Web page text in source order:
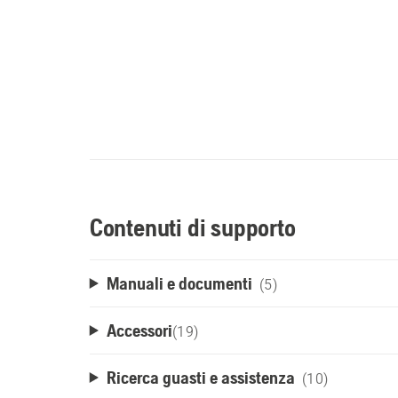
Contenuti di supporto
Manuali e documenti (5)
Accessori(19)
Ricerca guasti e assistenza (10)